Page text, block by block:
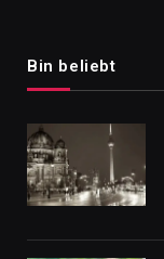
Bin beliebt